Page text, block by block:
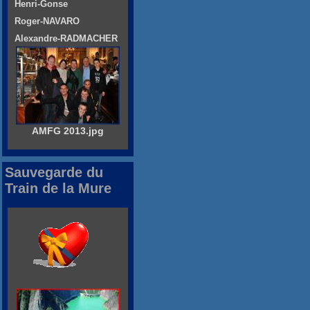
Henri-Gonse
Roger-NAVARO
Alexandre-RADMACHER
AMFG 2013.jpg
Sauvegarde du
Train de la Mure